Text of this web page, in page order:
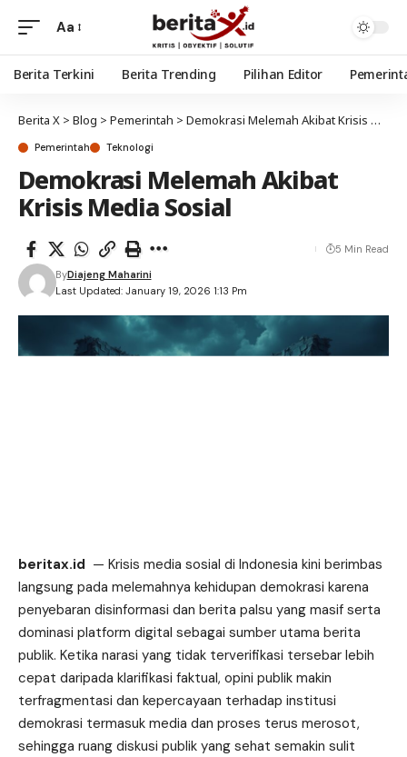
Aa
Berita Terkini Berita Trending Pilihan Editor
Berita X > Blog > Pemerintah > Demokrasi Melemah Akibat Krisis Media Sosial
Pemerintah Teknologi
Demokrasi Melemah Akibat
Krisis Media Sosial
Last Updated: January 19, 2026 1:13 Pm
ByDiajeng Maharini
5 Min Read
beritax.id — Krisis media sosial di Indonesia kini berimbas
langsung pada melemahnya kehidupan demokrasi karena
penyebaran disinformasi dan berita palsu yang masif serta
dominasi platform digital sebagai sumber utama berita
publik. Ketika narasi yang tidak terverifikasi tersebar lebih
cepat daripada klarifikasi faktual, opini publik makin
terfragmentasi dan kepercayaan terhadap institusi
demokrasi termasuk media dan proses terus merosot,
sehingga ruang diskusi publik yang sehat semakin sulit